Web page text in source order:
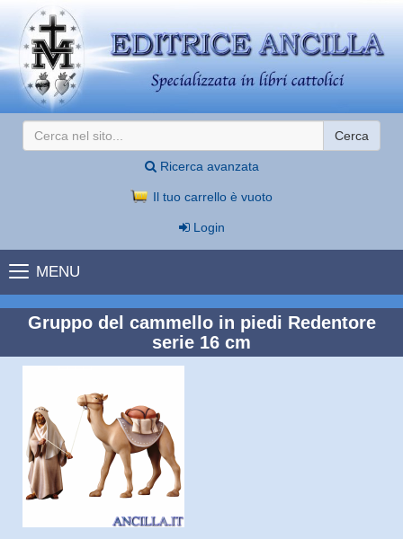
Cerca
Ricerca avanzata
Il tuo carrello è vuoto
Login
MENU
Gruppo del cammello in piedi Redentore
serie 16 cm